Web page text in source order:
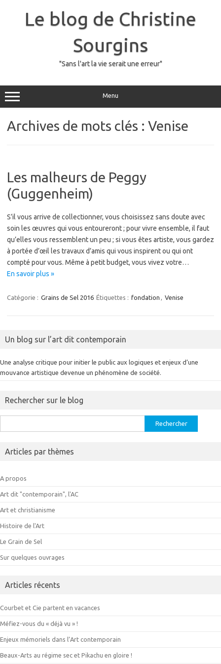
Le blog de Christine
Sourgins
"Sans l'art la vie serait une erreur"
Menu
Archives de mots clés : Venise
Les malheurs de Peggy
(Guggenheim)
S’il vous arrive de collectionner, vous choisissez sans doute avec
soin les œuvres qui vous entoureront ; pour vivre ensemble, il faut
qu’elles vous ressemblent un peu ; si vous êtes artiste, vous gardez
à portée d’œil les travaux d’amis qui vous inspirent ou qui ont
compté pour vous. Même à petit budget, vous vivez votre…
En savoir plus »
Catégorie : Grains de Sel 2016 Étiquettes : fondation , Venise
Un blog sur l’art dit contemporain
Une analyse critique pour initier le public aux logiques et enjeux d’une
mouvance artistique devenue un phénomène de société.
Rechercher sur le blog
Articles par thèmes
A propos
Art dit "contemporain", l'AC
Art et christianisme
Histoire de l'Art
Le Grain de Sel
Sur quelques ouvrages
Articles récents
Courbet et Cie partent en vacances
Méfiez-vous du « déjà vu » !
Enjeux mémoriels dans l’Art contemporain
Beaux-Arts au régime sec et Pikachu en gloire !